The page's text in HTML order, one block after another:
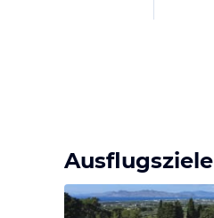
Ausflugsziele